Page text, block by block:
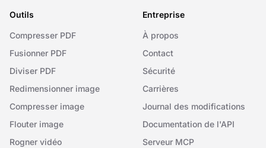
Outils
Compresser PDF
Fusionner PDF
Diviser PDF
Redimensionner image
Compresser image
Flouter image
Rogner vidéo
Entreprise
À propos
Contact
Sécurité
Carrières
Journal des modifications
Documentation de l'API
Serveur MCP